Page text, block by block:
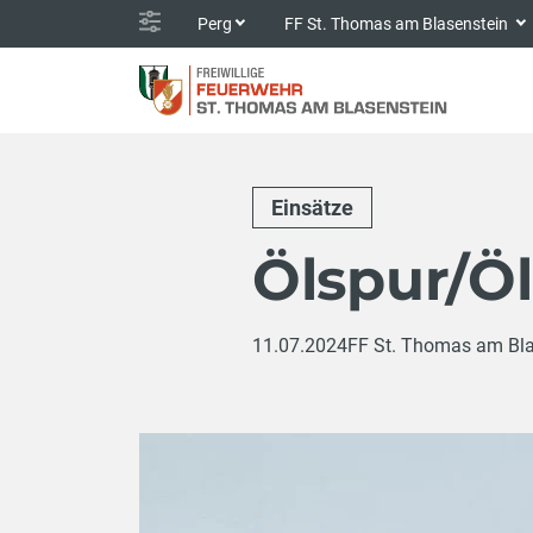
Perg FF St. Thomas am Blasenstein
Einsätze
Ölspur/
11.07.2024FF St. Thomas am